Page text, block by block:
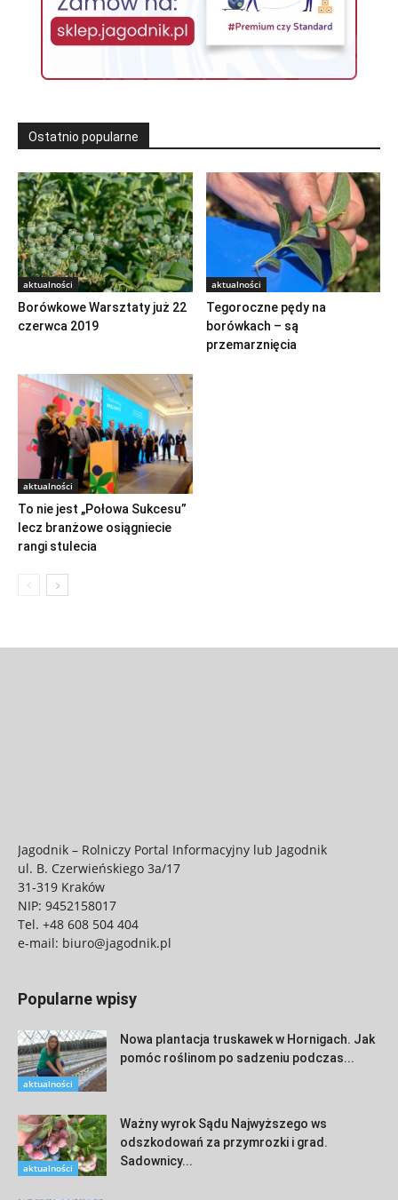
Ostatnio popularne
aktualności
Borówkowe Warsztaty już 22
czerwca 2019
aktualności
Tegoroczne pędy na
borówkach – są
przemarznięcia
aktualności
To nie jest „Połowa Sukcesu”
lecz branżowe osiągniecie
rangi stulecia
Jagodnik – Rolniczy Portal Informacyjny lub Jagodnik
ul. B. Czerwieńskiego 3a/17
31-319 Kraków
NIP: 9452158017
Tel. +48 608 504 404
e-mail: biuro@jagodnik.pl
Popularne wpisy
aktualności
Nowa plantacja truskawek w Hornigach. Jak
pomóc roślinom po sadzeniu podczas...
aktualności
Ważny wyrok Sądu Najwyższego ws
odszkodowań za przymrozki i grad.
Sadownicy...